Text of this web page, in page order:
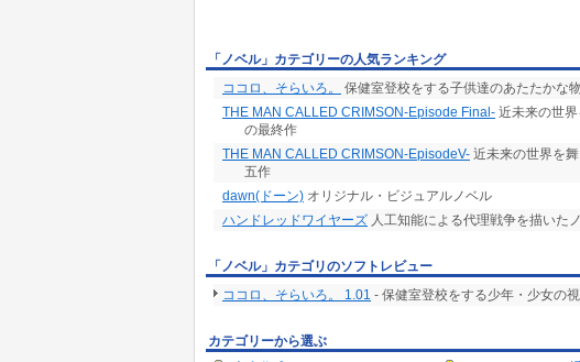
「ノベル」カテゴリーの人気ランキング
ココロ、そらいろ。
保健室登校をする子供達のあたたかな
THE MAN CALLED CRIMSON-Episode Final- 近未来の世
の最終作
THE MAN CALLED CRIMSON-EpisodeV- 近未来の世界を
五作
dawn(ドーン) オリジナル・ビジュアルノベル
ハンドレッドワイヤーズ 人工知能による代理戦争を描いた
「ノベル」カテゴリのソフトレビュー
ココロ、そらいろ。 1.01 - 保健室登校をする少年・少女の
カテゴリーから選ぶ